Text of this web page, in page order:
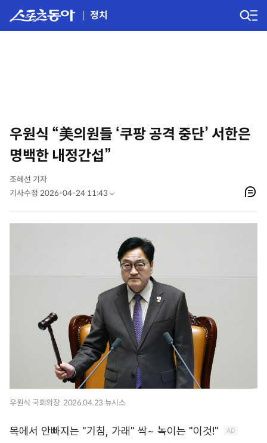
정치
우원식 “美의원들 ‘쿠팡 공격 중단’ 서한은
명백한 내정간섭”
조혜선 기자
기사수정 2026-04-24 11:43
우원식 국회의장. 2026.04.23 뉴시스